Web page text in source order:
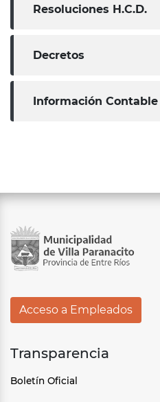
Resoluciones H.C.D.
Decretos
Información Contable
Acceso a Empleados
Transparencia
Boletín Oficial